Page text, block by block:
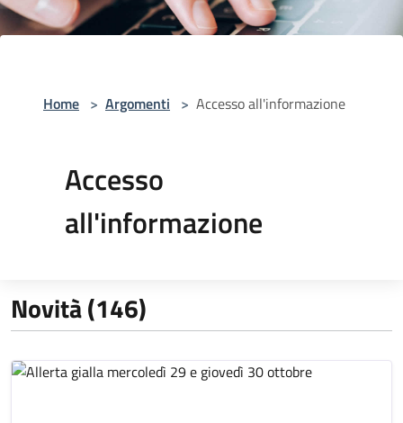
Home > Argomenti > Accesso all'informazione
Accesso
all'informazione
Novità (146)